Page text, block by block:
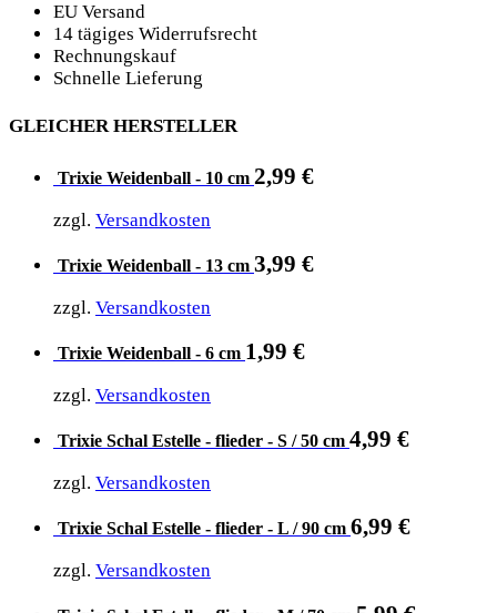
EU Versand
14 tägiges Widerrufsrecht
Rechnungskauf
Schnelle Lieferung
GLEICHER HERSTELLER
Trixie Weidenball - 10 cm 2,99 €
zzgl. Versandkosten
Trixie Weidenball - 13 cm 3,99 €
zzgl. Versandkosten
Trixie Weidenball - 6 cm 1,99 €
zzgl. Versandkosten
Trixie Schal Estelle - flieder - S / 50 cm 4,99 €
zzgl. Versandkosten
Trixie Schal Estelle - flieder - L / 90 cm 6,99 €
zzgl. Versandkosten